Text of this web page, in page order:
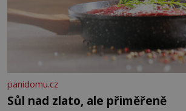
panidomu.cz
Sůl nad zlato, ale přiměřeně